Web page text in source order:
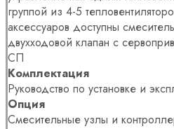
группой из 4-5
аксессуаров доступны
двухходовой клапан с
СП
Комплектация
Руководство по установке и
Опция
Смесительные узлы и